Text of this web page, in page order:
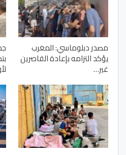
مصدر دبلوماسي: المغرب
يؤكد التزامه بإعادة القاصرين
غير…